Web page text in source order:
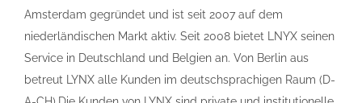
Amsterdam gegründet und ist seit 2007 auf dem
niederländischen Markt aktiv. Seit 2008 bietet LNYX seinen
Service in Deutschland und Belgien an. Von Berlin aus
betreut LYNX alle Kunden im deutschsprachigen Raum (D-